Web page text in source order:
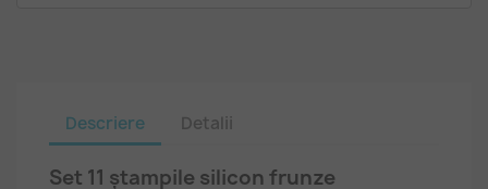
Descriere Detalii
Set 11 ștampile silicon frunze